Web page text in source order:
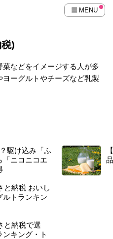
MENU
)
などをイメージする人が多
ーグルトやチーズなど乳製
駆け込み「ふ
「ニコニコエ
と納税 おいし
ルトランキン
と納税で選
キング・ト